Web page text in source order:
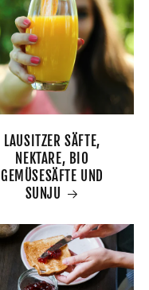
LAUSITZER SÄFTE,
NEKTARE, BIO
GEMÜSESÄFTE UND
SUNJU